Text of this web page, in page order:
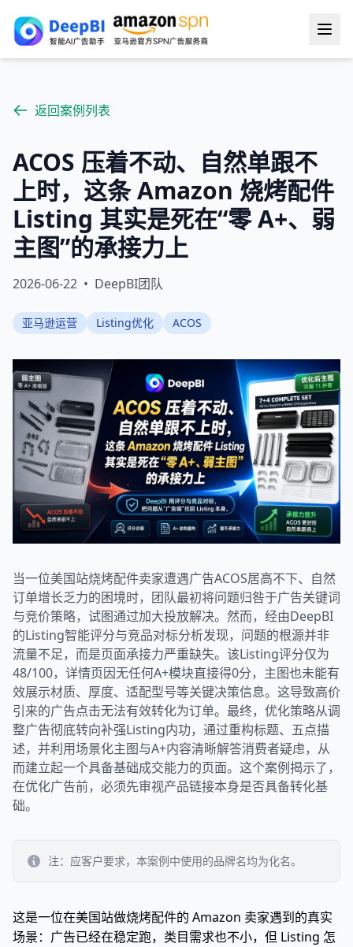
返回案例列表
ACOS 压着不动、自然单跟不
上时，这条 Amazon 烧烤配件
Listing 其实是死在“零 A+、弱
主图”的承接力上
2026-06-22 • DeepBI团队
亚马逊运营 Listing优化 ACOS
当一位美国站烧烤配件卖家遭遇广告ACOS居高不下、自然
订单增长乏力的困境时，团队最初将问题归咎于广告关键词
与竞价策略，试图通过加大投放解决。然而，经由DeepBI
的Listing智能评分与竞品对标分析发现，问题的根源并非
流量不足，而是页面承接力严重缺失。该Listing评分仅为
48/100，详情页因无任何A+模块直接得0分，主图也未能有
效展示材质、厚度、适配型号等关键决策信息。这导致高价
引来的广告点击无法有效转化为订单。最终，优化策略从调
整广告彻底转向补强Listing内功，通过重构标题、五点描
述，并利用场景化主图与A+内容清晰解答消费者疑虑，从
而建立起一个具备基础成交能力的页面。这个案例揭示了，
在优化广告前，必须先审视产品链接本身是否具备转化基
础。
注：应客户要求，本案例中使用的品牌名均为化名。
这是一位在美国站做烧烤配件的 Amazon 卖家遇到的真实
场景：广告已经在稳定跑，类目需求也不小，但 Listing 怎